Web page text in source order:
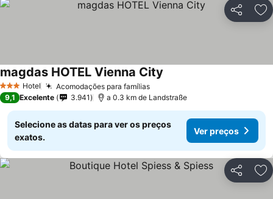
Partilhar
3 EstrelasHotel Acomodações para famílias
magdas HOTEL Vienna City
9,1 Excelente 3.941 a 0.3 km de Landstraße
Selecione as datas para ver os preços
exatos.
Ver preços
Partilhar